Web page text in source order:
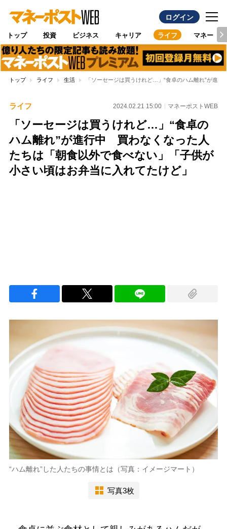
ログイン
トップ 投資 ビジネス キャリア ライフ マネー
トップ ライフ 生活 「ソーセージは買うけれど…」“食卓のハム離れ”が進
ライフ 2024.02.21 15:00 マネーポストWEB
「ソーセージは買うけれど…」“食卓の
ハム離れ”が進行中 買わなくなった人
たちは「朝食以外で食べない」「子供が
小さい頃はお弁当に入れてたけど」
“ハム離れ”した人たちの事情とは（写真：イメージマート）
写真3枚